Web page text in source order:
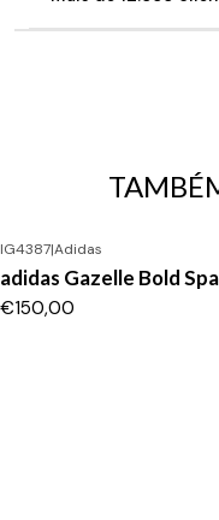
IG4387|Adidas
adidas Gazelle Bold
€150,00